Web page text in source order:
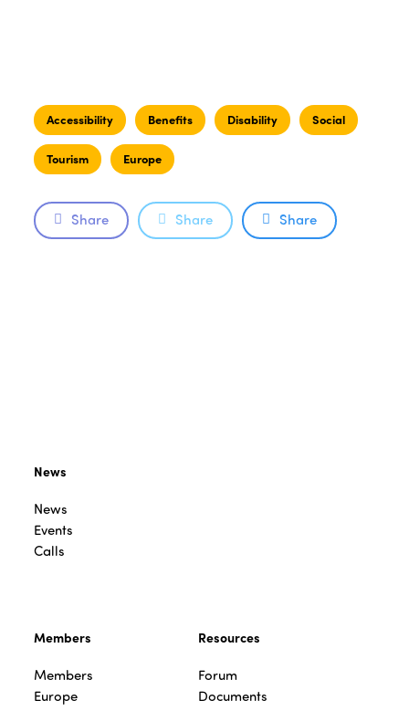
Accessibility Benefits Disability Social
Tourism Europe
Share Share Share
News
News
Events
Calls
Members
Members
Europe
Resources
Forum
Documents